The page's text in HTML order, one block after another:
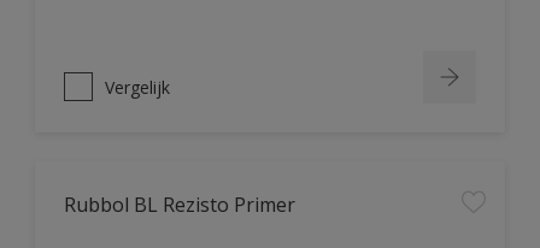
Vergelijk
Rubbol BL Rezisto Primer